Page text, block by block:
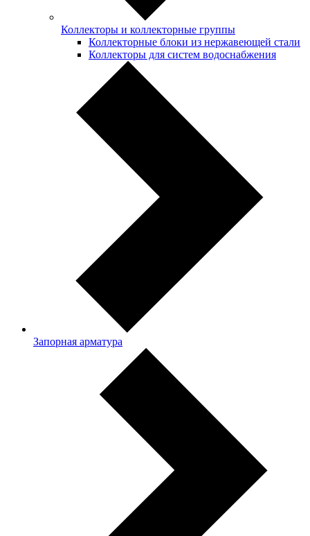
Коллекторы и коллекторные группы
Коллекторные блоки из нержавеющей стали
Коллекторы для систем водоснабжения
Запорная арматура